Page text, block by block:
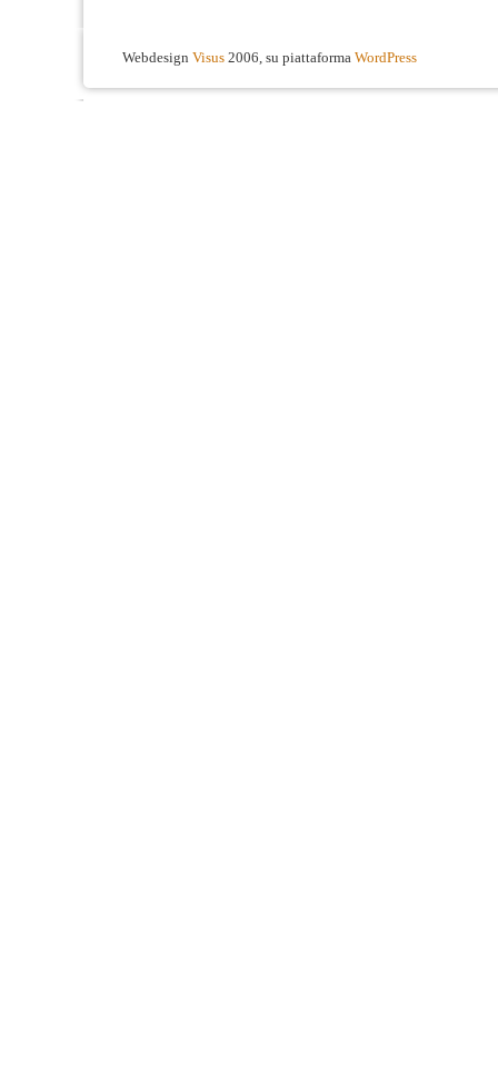
Webdesign Visus 2006, su piattaforma WordPress